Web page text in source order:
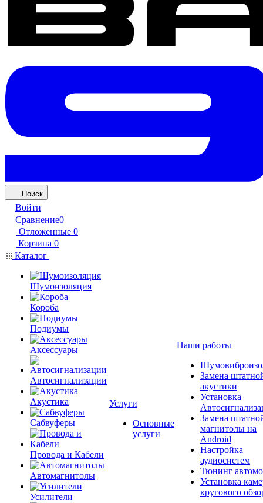
Поиск
Войти
Сравнение0
Отложенные 0
Корзина 0
Каталог
Шумоизоляция
Короба
Подиумы
Аксессуары
Автосигнализации
Акустика
Сабвуферы
Провода и Кабели
Автомагнитолы
Усилители
Услуги
Основные
услуги
Наши работы
Замена
акустики
Установка
Замена
магнитолы на
Android
Настройка
аудиосистем
Тюнинг
Установка
кругового